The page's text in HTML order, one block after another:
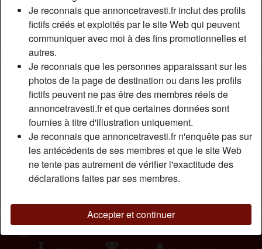
Je reconnais que annoncetravesti.fr inclut des profils
fictifs créés et exploités par le site Web qui peuvent
communiquer avec moi à des fins promotionnelles et
autres.
Je reconnais que les personnes apparaissant sur les
photos de la page de destination ou dans les profils
fictifs peuvent ne pas être des membres réels de
annoncetravesti.fr et que certaines données sont
fournies à titre d'illustration uniquement.
Je reconnais que annoncetravesti.fr n'enquête pas sur
les antécédents de ses membres et que le site Web
ne tente pas autrement de vérifier l'exactitude des
déclarations faites par ses membres.
Accepter et continuer
Couleur des cheveux:
Blonde
Couleur des yeux:
Bleu
Fumeur(euse):
À l'occasion
Description
Rien sur moi à discuter ici. Amusons-nous simplement et
essayons de nouvelles experiences qui peuvent faire voler
nos deux imaginations pour que notre corps puisse en
profiter. Faites-moi plaisir et je vous promets que je vous
rendrai heureux aussi.
Cherche
Tags